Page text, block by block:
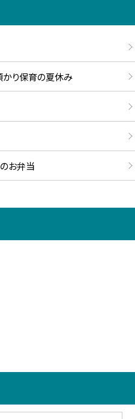
かり保育の夏休み
お弁当